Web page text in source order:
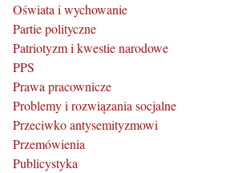
Oświata i wychowanie
Partie polityczne
Patriotyzm i kwestie narodowe
PPS
Prawa pracownicze
Problemy i rozwiązania socjalne
Przeciwko antysemityzmowi
Przemówienia
Publicystyka